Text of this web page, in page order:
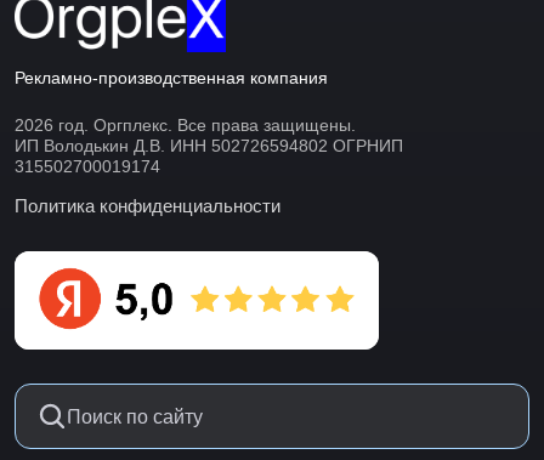
Рекламно-производственная компания
2026 год. Оргплекс. Все права защищены.
ИП Володькин Д.В. ИНН 502726594802 ОГРНИП
315502700019174
Политика конфиденциальности